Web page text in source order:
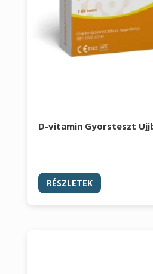
D-vitamin Gyorsteszt
RÉSZLETEK